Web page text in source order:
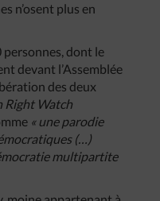
n’osent plus en
personnes, dont le
devant l’Assemblée
des deux
Right Watch
« une parodie
(…)
multipartite